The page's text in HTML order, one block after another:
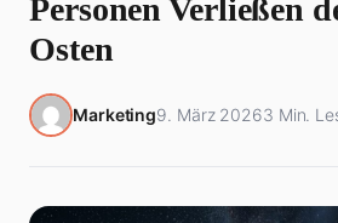
Personen Verließen
Osten
Marketing9. März 20263 Min.